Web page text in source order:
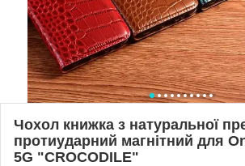
Чохол книжка з натуральної
протиударний магнітний для
5G "CROCODILE"